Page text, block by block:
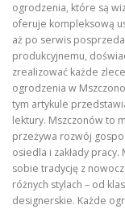
ogrodzenia, które są
oferuje kompleksową
aż po serwis
produkcyjnemu,
zrealizować każde
ogrodzenia w
tym artykule
lektury. Mszczonów to
przeżywa rozwój
osiedla i zakłady
sobie tradycję z
różnych stylach – od
designerskie. Każde